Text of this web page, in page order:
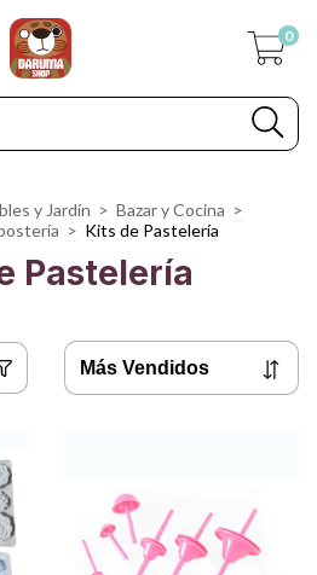
0
y Jardín > Bazar y Cocina >
> Kits de Pastelería
Pastelería